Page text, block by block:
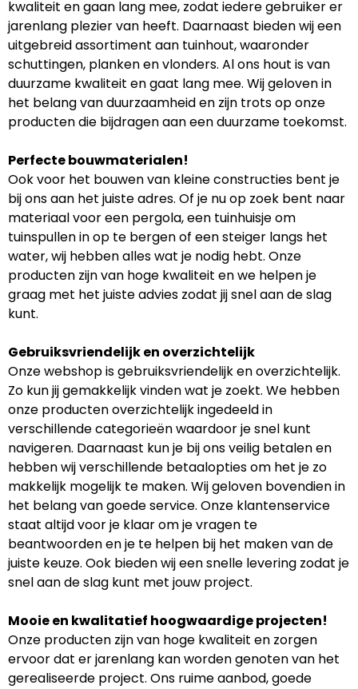
kwaliteit en gaan lang mee, zodat iedere gebruiker er
jarenlang plezier van heeft. Daarnaast bieden wij een
uitgebreid assortiment aan tuinhout, waaronder
schuttingen, planken en vlonders. Al ons hout is van
duurzame kwaliteit en gaat lang mee. Wij geloven in
het belang van duurzaamheid en zijn trots op onze
producten die bijdragen aan een duurzame toekomst.
Perfecte bouwmaterialen!
Ook voor het bouwen van kleine constructies bent je
bij ons aan het juiste adres. Of je nu op zoek bent naar
materiaal voor een pergola, een tuinhuisje om
tuinspullen in op te bergen of een steiger langs het
water, wij hebben alles wat je nodig hebt. Onze
producten zijn van hoge kwaliteit en we helpen je
graag met het juiste advies zodat jij snel aan de slag
kunt.
Gebruiksvriendelijk en overzichtelijk
Onze webshop is gebruiksvriendelijk en overzichtelijk.
Zo kun jij gemakkelijk vinden wat je zoekt. We hebben
onze producten overzichtelijk ingedeeld in
verschillende categorieën waardoor je snel kunt
navigeren. Daarnaast kun je bij ons veilig betalen en
hebben wij verschillende betaalopties om het je zo
makkelijk mogelijk te maken. Wij geloven bovendien in
het belang van goede service. Onze klantenservice
staat altijd voor je klaar om je vragen te
beantwoorden en je te helpen bij het maken van de
juiste keuze. Ook bieden wij een snelle levering zodat je
snel aan de slag kunt met jouw project.
Mooie en kwalitatief hoogwaardige projecten!
Onze producten zijn van hoge kwaliteit en zorgen
ervoor dat er jarenlang kan worden genoten van het
gerealiseerde project. Ons ruime aanbod, goede